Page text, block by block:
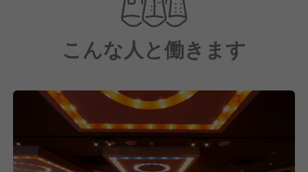
また、パーク内のレストランは、手作りサンドウィッ
チやラーメン、個性豊かなレゴ(R)チキン専門店、地
産地消の食材を用いた和メニューなど、多彩なレスト
ランを展開しています。
こんな人と働きます